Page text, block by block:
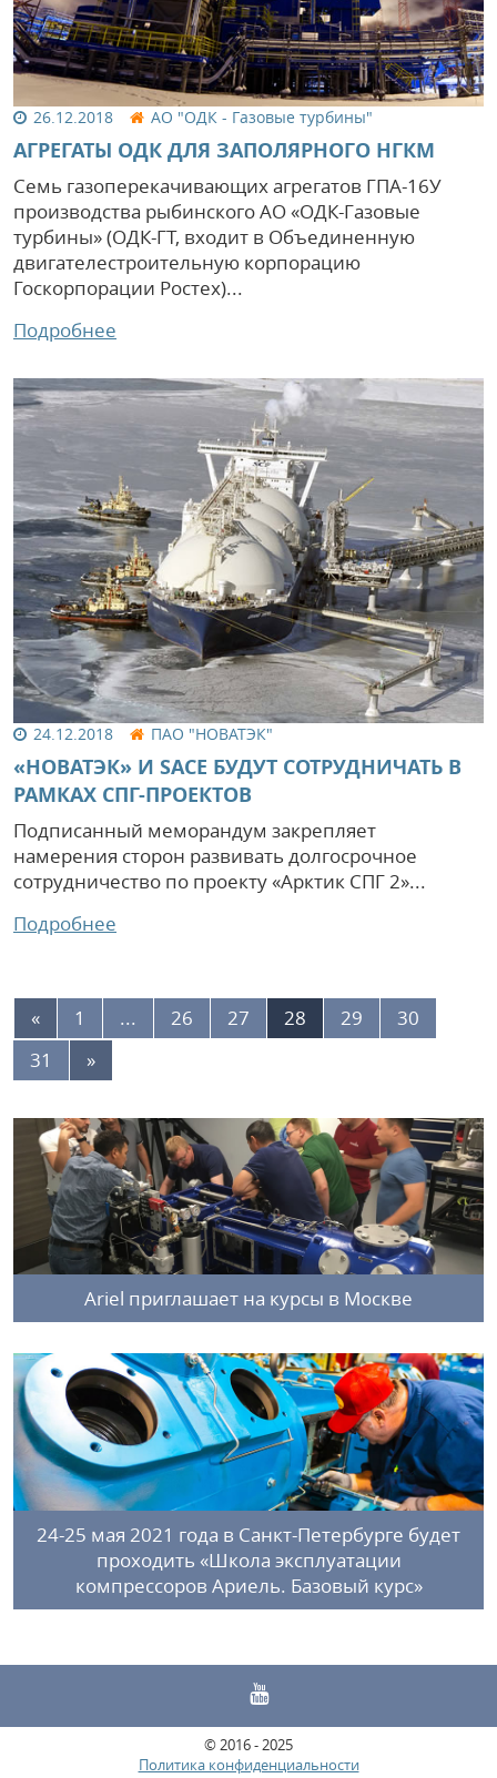
26.12.2018 АО "ОДК - Газовые турбины"
АГРЕГАТЫ ОДК ДЛЯ ЗАПОЛЯРНОГО НГКМ
Семь газоперекачивающих агрегатов ГПА-16У
производства рыбинского АО «ОДК-Газовые
турбины» (ОДК-ГТ, входит в Объединенную
двигателестроительную корпорацию
Госкорпорации Ростех)...
Подробнее
24.12.2018 ПАО "НОВАТЭК"
«НОВАТЭК» И SACE БУДУТ СОТРУДНИЧАТЬ В
РАМКАХ СПГ-ПРОЕКТОВ
Подписанный меморандум закрепляет
намерения сторон развивать долгосрочное
сотрудничество по проекту «Арктик СПГ 2»...
Подробнее
« 1 ... 26 27 28 29
30
31
»
Ariel приглашает на курсы в Москве
24-25 мая 2021 года в Санкт-Петербурге будет
проходить «Школа эксплуатации
компрессоров Ариель. Базовый курс»
© 2016 - 2025
Политика конфиденциальности